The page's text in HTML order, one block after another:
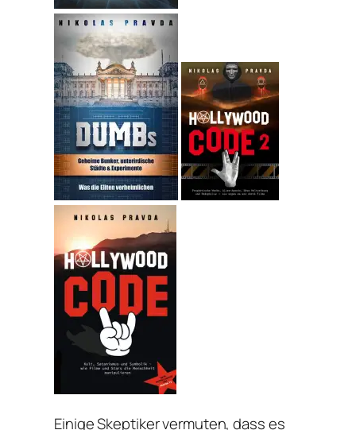
Einige Skeptiker vermuten, dass es